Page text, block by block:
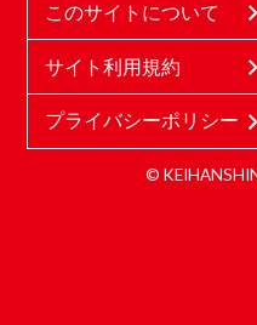
このサイトについて
サイト利用規約
プライバシーポリシー
©